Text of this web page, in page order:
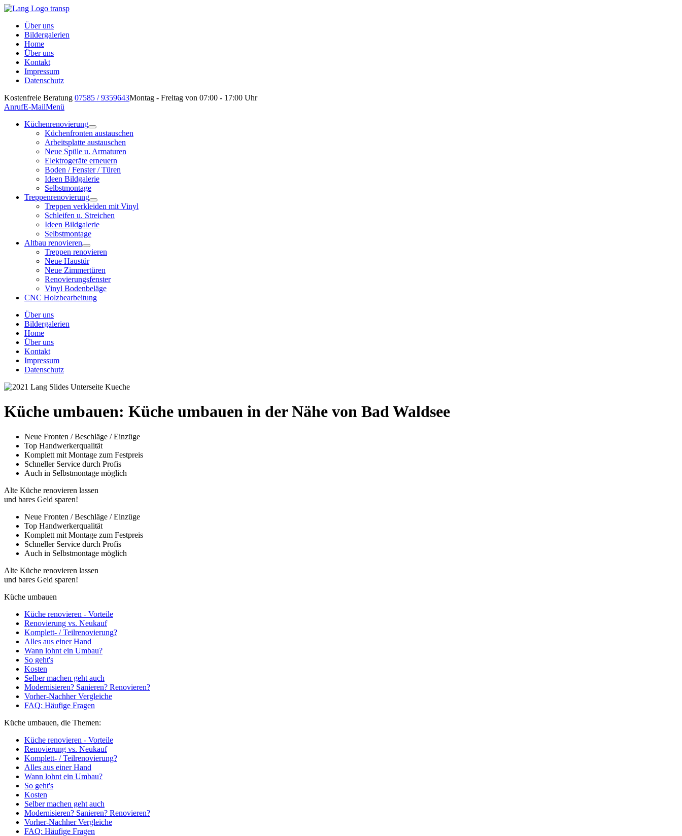
Über uns
Bildergalerien
Home
Über uns
Kontakt
Impressum
Datenschutz
Kostenfreie Beratung 07585 / 9359643Montag - Freitag von 07:00 - 17:00 Uhr
AnrufE-MailMenü
Küchenrenovierung
Küchenfronten austauschen
Arbeitsplatte austauschen
Neue Spüle u. Armaturen
Elektrogeräte erneuern
Boden / Fenster / Türen
Ideen Bildgalerie
Selbstmontage
Treppenrenovierung
Treppen verkleiden mit Vinyl
Schleifen u. Streichen
Ideen Bildgalerie
Selbstmontage
Altbau renovieren
Treppen renovieren
Neue Haustür
Neue Zimmertüren
Renovierungsfenster
Vinyl Bodenbeläge
CNC Holzbearbeitung
Über uns
Bildergalerien
Home
Über uns
Kontakt
Impressum
Datenschutz
Küche umbauen: Küche umbauen in der Nähe von Bad Waldsee
Neue Fronten / Beschläge / Einzüge
Top Handwerkerqualität
Komplett mit Montage zum Festpreis
Schneller Service durch Profis
Auch in Selbstmontage möglich
Alte Küche renovieren lassen
und bares Geld sparen!
Neue Fronten / Beschläge / Einzüge
Top Handwerkerqualität
Komplett mit Montage zum Festpreis
Schneller Service durch Profis
Auch in Selbstmontage möglich
Alte Küche renovieren lassen
und bares Geld sparen!
Küche umbauen
Küche renovieren - Vorteile
Renovierung vs. Neukauf
Komplett- / Teilrenovierung?
Alles aus einer Hand
Wann lohnt ein Umbau?
So geht's
Kosten
Selber machen geht auch
Modernisieren? Sanieren? Renovieren?
Vorher-Nachher Vergleiche
FAQ: Häufige Fragen
Küche umbauen, die Themen:
Küche renovieren - Vorteile
Renovierung vs. Neukauf
Komplett- / Teilrenovierung?
Alles aus einer Hand
Wann lohnt ein Umbau?
So geht's
Kosten
Selber machen geht auch
Modernisieren? Sanieren? Renovieren?
Vorher-Nachher Vergleiche
FAQ: Häufige Fragen